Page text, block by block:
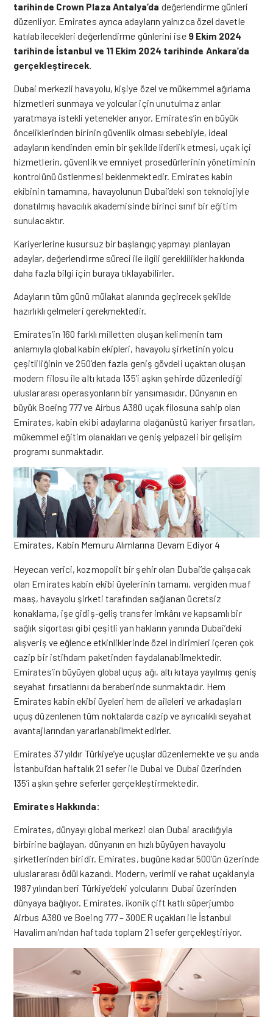
tarihinde Crown Plaza Antalya’da değerlendirme günleri
düzenliyor. Emirates ayrıca adayların yalnızca özel davetle
katılabilecekleri değerlendirme günlerini ise 9 Ekim 2024
tarihinde İstanbul ve 11 Ekim 2024 tarihinde Ankara’da
gerçekleştirecek.
Dubai merkezli havayolu, kişiye özel ve mükemmel ağırlama
hizmetleri sunmaya ve yolcular için unutulmaz anlar
yaratmaya istekli yetenekler arıyor. Emirates’in en büyük
önceliklerinden birinin güvenlik olması sebebiyle, ideal
adayların kendinden emin bir şekilde liderlik etmesi, uçak içi
hizmetlerin, güvenlik ve emniyet prosedürlerinin yönetiminin
kontrolünü üstlenmesi beklenmektedir. Emirates kabin
ekibinin tamamına, havayolunun Dubai’deki son teknolojiyle
donatılmış havacılık akademisinde birinci sınıf bir eğitim
sunulacaktır.
Kariyerlerine kusursuz bir başlangıç yapmayı planlayan
adaylar, değerlendirme süreci ile ilgili gereklilikler hakkında
daha fazla bilgi için buraya tıklayabilirler.
Adayların tüm günü mülakat alanında geçirecek şekilde
hazırlıklı gelmeleri gerekmektedir.
Emirates’in 160 farklı milletten oluşan kelimenin tam
anlamıyla global kabin ekipleri, havayolu şirketinin yolcu
çeşitliliğinin ve 250’den fazla geniş gövdeli uçaktan oluşan
modern filosu ile altı kıtada 135’i aşkın şehirde düzenlediği
uluslararası operasyonların bir yansımasıdır. Dünyanın en
büyük Boeing 777 ve Airbus A380 uçak filosuna sahip olan
Emirates, kabin ekibi adaylarına olağanüstü kariyer fırsatları,
mükemmel eğitim olanakları ve geniş yelpazeli bir gelişim
programı sunmaktadır.
Emirates, Kabin Memuru Alımlarına Devam Ediyor 4
Heyecan verici, kozmopolit bir şehir olan Dubai’de çalışacak
olan Emirates kabin ekibi üyelerinin tamamı, vergiden muaf
maaş, havayolu şirketi tarafından sağlanan ücretsiz
konaklama, işe gidiş-geliş transfer imkânı ve kapsamlı bir
sağlık sigortası gibi çeşitli yan hakların yanında Dubai’deki
alışveriş ve eğlence etkinliklerinde özel indirimleri içeren çok
cazip bir istihdam paketinden faydalanabilmektedir.
Emirates’in büyüyen global uçuş ağı, altı kıtaya yayılmış geniş
seyahat fırsatlarını da beraberinde sunmaktadır. Hem
Emirates kabin ekibi üyelerihem de aileleri ve arkadaşları
uçuş düzenlenen tüm noktalarda cazip ve ayrıcalıklı seyahat
avantajlarından yararlanabilmektedirler.
Emirates 37 yıldır Türkiye’ye uçuşlar düzenlemekte ve şu anda
İstanbul’dan haftalık 21 sefer ile Dubai ve Dubai üzerinden
135’i aşkın şehre seferler gerçekleştirmektedir.
Emirates Hakkında:
Emirates, dünyayı global merkezi olan Dubai aracılığıyla
birbirine bağlayan, dünyanın en hızlı büyüyen havayolu
şirketlerinden biridir. Emirates, bugüne kadar 500’ün üzerinde
uluslararası ödül kazandı. Modern, verimli ve rahat uçaklarıyla
1987 yılından beri Türkiye’deki yolcularını Dubai üzerinden
dünyaya bağlıyor. Emirates, ikonik çift katlı süperjumbo
Airbus A380 ve Boeing 777 – 300ER uçakları ile İstanbul
Havalimanı’ndan haftada toplam 21 sefer gerçekleştiriyor.